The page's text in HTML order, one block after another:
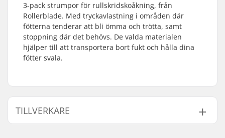
3-pack strumpor för rullskridskoåkning, från
Rollerblade. Med tryckavlastning i områden där
fötterna tenderar att bli ömma och trötta, samt
stoppning där det behövs. De valda materialen
hjälper till att transportera bort fukt och hålla dina
fötter svala.
TILLVERKARE